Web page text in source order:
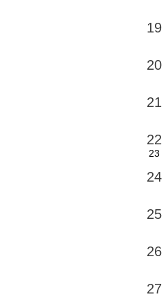
19
20
21
22
23
24
25
26
27